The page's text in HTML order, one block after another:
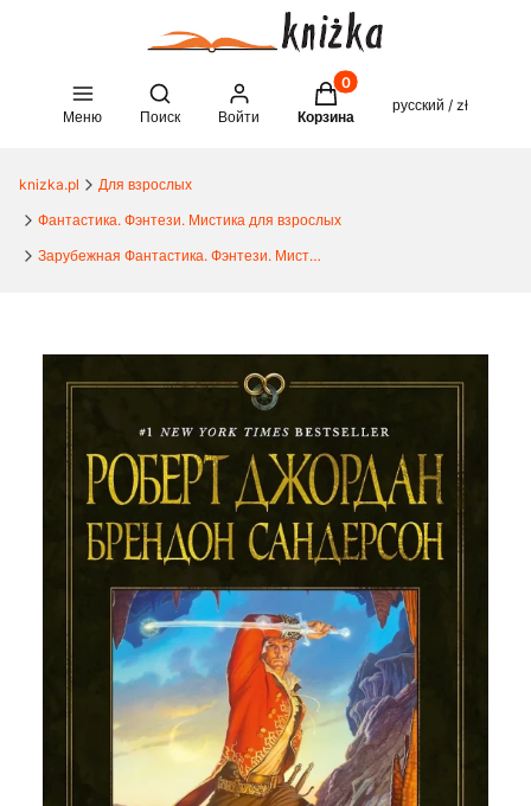
Меню
Open search engine
Поиск Войти
Товары в корзине: 0.
Корзина
русский / zł
knizka.pl
Для взрослых
Фантастика. Фэнтези. Мистика для взрослых
Зарубежная Фантастика. Фэнтези. Мистика